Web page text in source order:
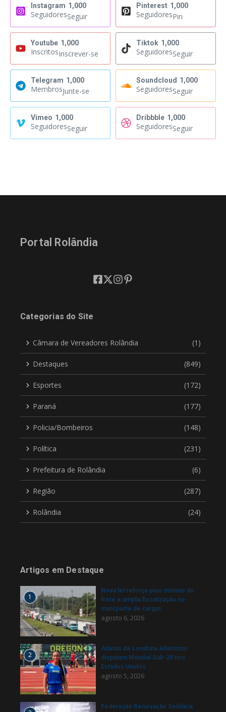
Instagram 1,000
SeguidoresSeguir
Pinterest 1,000
SeguidoresPin
Youtube 1,000
InscritosInscrever-se
Tiktok 1,000
SeguidoresSeguir
Telegram 1,000
MembrosJunte-se
Soundcloud 1,000
SeguidoresSeguir
Vimeo 1,000
SeguidoresSeguir
Dribbble 1,000
SeguidoresSeguir
Portal Rolândia
Categorias do Site
Câmara de Vereadores Rolândia (1)
Destaques (849)
Esportes (172)
Paraná (177)
Policia/Bombeiros (148)
Política (231)
Prefeitura de Rolândia (6)
Região (287)
Rolândia (24)
Artigos em Destaque
1
Nova lei reforça piso mínimo do
frete e amplia fiscalização no
transporte de cargas
agosto 6, 2026
2
Atletas de Londrina Atletismo
disputam Mundial Sub-20 nos
Estados Unidos
agosto 5, 2026
Federação Renovação Solidária